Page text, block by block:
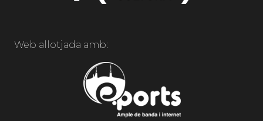
Web allotjada amb: